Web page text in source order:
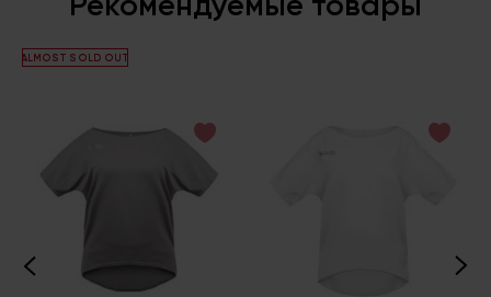
ALMOST SOLD OUT